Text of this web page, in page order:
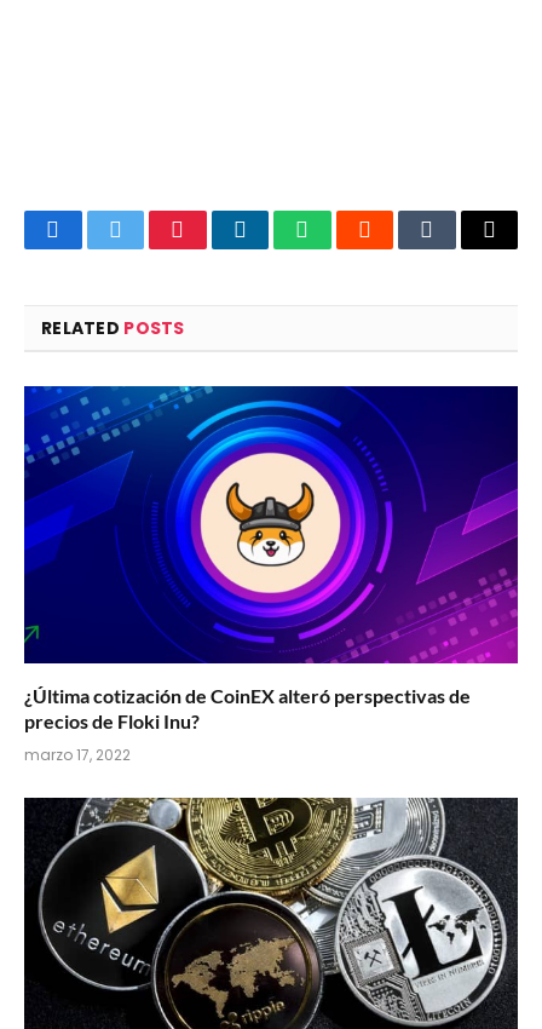
FacebookTwitterPinterestLinkedInWhatsAppRedditTumblrEmail
RELATED POSTS
¿Última cotización de CoinEX alteró perspectivas de
precios de Floki Inu?
marzo 17, 2022